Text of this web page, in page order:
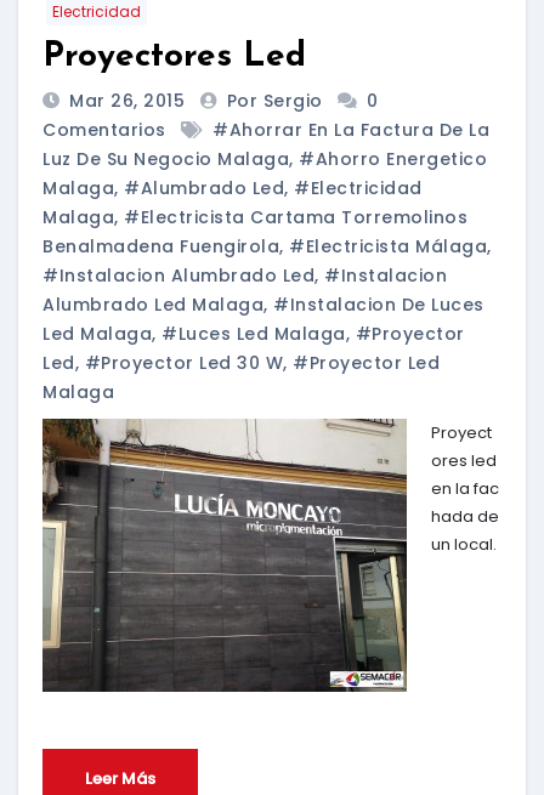
Electricidad
Proyectores Led
Mar 26, 2015 Por Sergio
0
Comentarios
#ahorrar En La Factura De La
Luz De Su Negocio Malaga, #ahorro Energetico
Malaga, #alumbrado Led, #electricidad
Malaga, #electricista Cartama Torremolinos
Benalmadena Fuengirola, #electricista Málaga,
#instalacion Alumbrado Led, #instalacion
Alumbrado Led Malaga, #instalacion De Luces
Led Malaga, #luces Led Malaga, #proyector
Led, #proyector Led 30 W, #proyector Led
Malaga
Proyect
ores led
en la fac
hada de
un local.
Leer Más